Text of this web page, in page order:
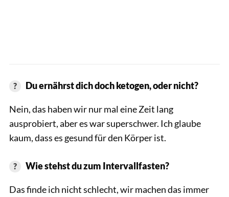
Du ernährst dich doch ketogen, oder nicht?
Nein, das haben wir nur mal eine Zeit lang
ausprobiert, aber es war superschwer. Ich glaube
kaum, dass es gesund für den Körper ist.
Wie stehst du zum Intervallfasten?
Das finde ich nicht schlecht, wir machen das immer